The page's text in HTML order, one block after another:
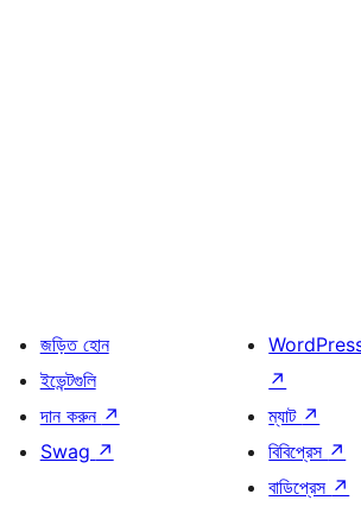
জড়িত হোন
ইভেন্টগুলি
দান করুন ↗
Swag ↗
↗
ম্যাট ↗
বিবিপ্রেস ↗
বাডিপ্রেস ↗